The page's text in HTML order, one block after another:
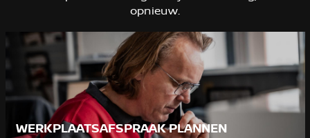
opnieuw.
WERKPLAATSAFSPRAAK PLANNEN